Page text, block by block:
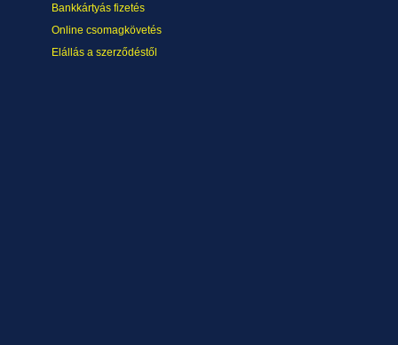
Bankkártyás fizetés
Online csomagkövetés
Elállás a szerződéstől